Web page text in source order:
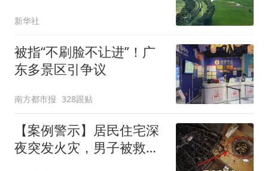
新华社
被指“不刷脸不让进”！广
东多景区引争议
南方都市报 328跟贴
【案例警示】居民住宅深
夜突发火灾，男子被救出